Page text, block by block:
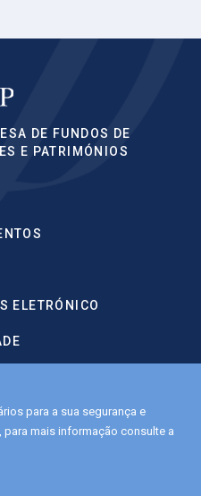
para a sua segurança e
mais informação consulte a
DE FUNDOS DE
E PATRIMÓNIOS
ELETRÓNICO